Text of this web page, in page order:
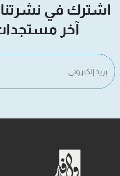
اشترك في نشرتنا
آخر